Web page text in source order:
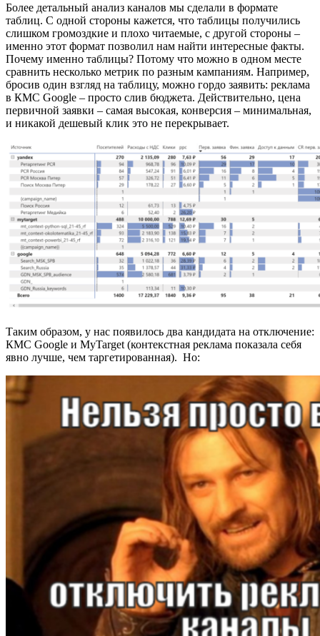
Более детальный анализ каналов мы сделали в формате
таблиц. С одной стороны кажется, что таблицы получились
слишком громоздкие и плохо читаемые, с другой стороны –
именно этот формат позволил нам найти интересные факты.
Почему именно таблицы? Потому что можно в одном месте
сравнить несколько метрик по разным кампаниям. Например,
бросив один взгляд на таблицу, можно гордо заявить: реклама
в КМС Google – просто слив бюджета. Действительно, цена
первичной заявки – самая высокая, конверсия – минимальная,
и никакой дешевый клик это не перекрывает.
Таким образом, у нас появилось два кандидата на отключение:
КМС Google и MyTarget (контекстная реклама показала себя
явно лучше, чем таргетированная). Но: